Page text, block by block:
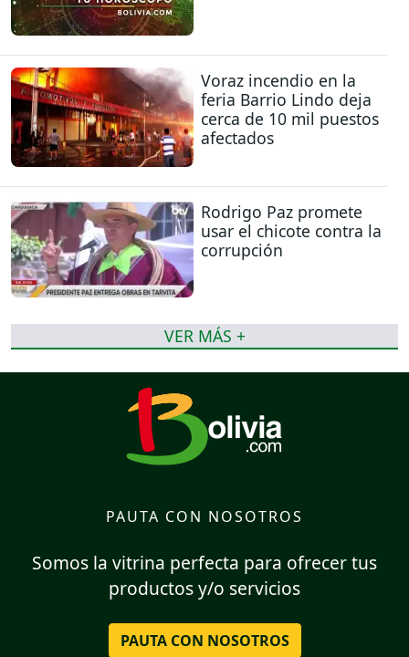
Voraz incendio en la
feria Barrio Lindo deja
cerca de 10 mil puestos
afectados
Rodrigo Paz promete
usar el chicote contra la
corrupción
VER MÁS +
PAUTA CON NOSOTROS
Somos la vitrina perfecta para ofrecer tus
productos y/o servicios
PAUTA CON NOSOTROS